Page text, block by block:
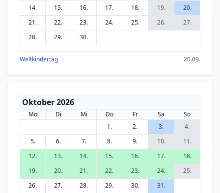
14.
15. 16. 17. 18. 19.
20.
21.
22. 23. 24. 25. 26.
27.
28.
29. 30.
Weltkindertag 20.09.
Oktober 2026
Mo Di Mi Do Fr Sa
So
1.
2. 3.
4.
5.
6. 7. 8. 9. 10.
11.
12.
13. 14. 15. 16. 17.
18.
19.
20. 21. 22. 23. 24.
25.
26.
27. 28. 29. 30. 31.